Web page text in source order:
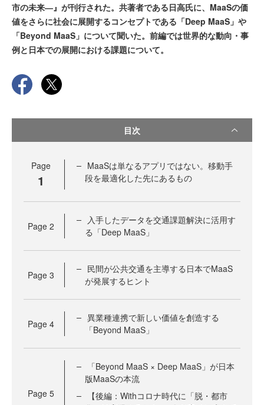
市の未来―』が刊行された。共著者である日高氏に、MaaSの価
値をさらに社会に展開するコンセプトである「Deep MaaS」や
「Beyond MaaS」について聞いた。前編では世界的な動向・事
例と日本での展開における課題について。
目次
Page
1
MaaSは単なるアプリではない。移動手
段を最適化した先にあるもの
Page 2
入手したデータを交通課題解決に活用す
る「Deep MaaS」
Page 3
民間が公共交通を主導する日本でMaaS
が発展するヒント
Page 4
異業種連携で新しい価値を創造する
「Beyond MaaS」
Page 5
「Beyond MaaS × Deep MaaS」が日本
版MaaSの本流
【後編：Withコロナ時代に「脱・都市